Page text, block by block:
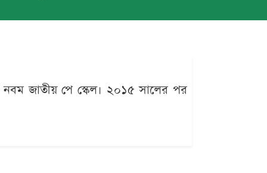
নবম জাতীয় পে স্কেল। ২০১৫ সালের পর